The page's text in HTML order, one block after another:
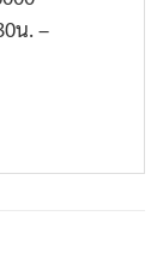
น. –